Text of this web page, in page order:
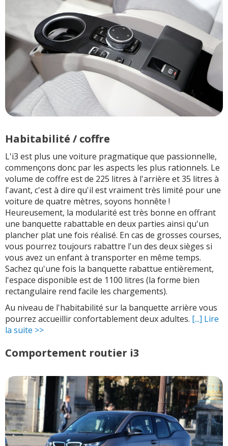
Habitabilité / coffre
L'i3 est plus une voiture pragmatique que passionnelle,
commençons donc par les aspects les plus rationnels. Le
volume de coffre est de 225 litres à l'arrière et 35 litres à
l'avant, c'est à dire qu'il est vraiment très limité pour une
voiture de quatre mètres, soyons honnête !
Heureusement, la modularité est très bonne en offrant
une banquette rabattable en deux parties ainsi qu'un
plancher plat une fois réalisé. En cas de grosses courses,
vous pourrez toujours rabattre l'un des deux sièges si
vous avez un enfant à transporter en même temps.
Sachez qu'une fois la banquette rabattue entièrement,
l'espace disponible est de 1100 litres (la forme bien
rectangulaire rend facile les chargements).
Au niveau de l'habitabilité sur la banquette arrière vous
pourrez accueillir confortablement deux adultes. [...] Lire
la suite >>
Comportement routier i3